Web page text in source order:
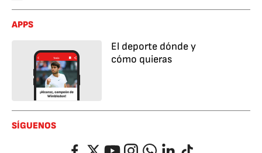
APPS
El deporte dónde y
cómo quieras
SÍGUENOS
FacebookTwitterYouTubeInstagramWhatsappLinkedIn
TikTok